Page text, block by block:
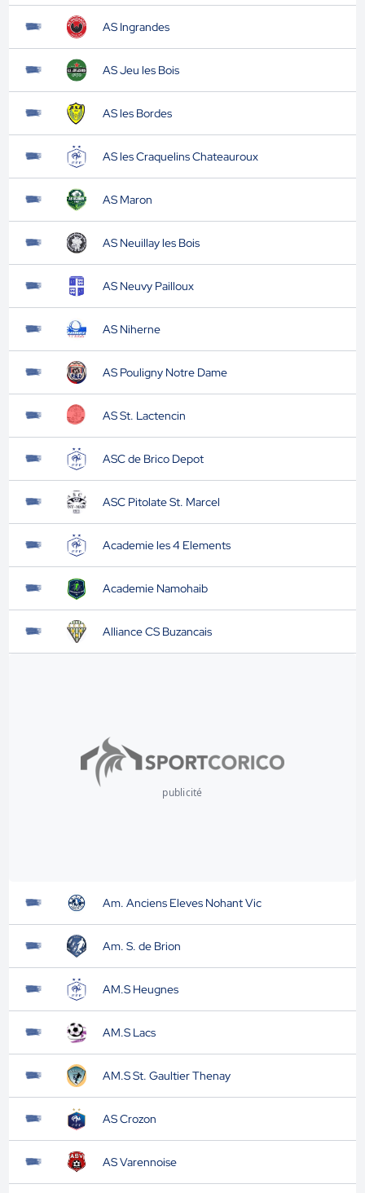
AS Ingrandes
AS Jeu les Bois
AS les Bordes
AS les Craquelins Chateauroux
AS Maron
AS Neuillay les Bois
AS Neuvy Pailloux
AS Niherne
AS Pouligny Notre Dame
AS St. Lactencin
ASC de Brico Depot
ASC Pitolate St. Marcel
Academie les 4 Elements
Academie Namohaib
Alliance CS Buzancais
publicité
Am. Anciens Eleves Nohant Vic
Am. S. de Brion
AM.S Heugnes
AM.S Lacs
AM.S St. Gaultier Thenay
AS Crozon
AS Varennoise